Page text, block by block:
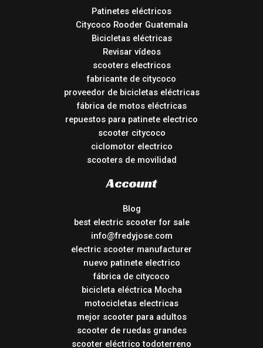
Patinetes eléctricos
Citycoco Rooder Guatemala
Bicicletas eléctricas
Revisar vídeos
scooters electricos
fabricante de citycoco
proveedor de bicicletas eléctricas
fábrica de motos eléctricas
repuestos para patinete electrico
scooter citycoco
ciclomotor electrico
scooters de movilidad
Account
Blog
best electric scooter for sale
info@fredyjose.com
electric scooter manufacturer
nuevo patinete electrico
fábrica de citycoco
bicicleta eléctrica Mocha
motocicletas electricas
mejor scooter para adultos
scooter de ruedas grandes
scooter eléctrico todoterreno